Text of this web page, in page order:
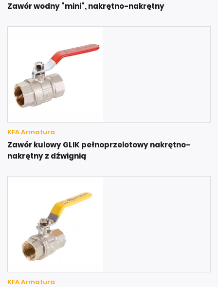
Zawór wodny "mini", nakrętno-nakrętny
KFA Armatura
Zawór kulowy GLIK pełnoprzelotowy nakrętno-
nakrętny z dźwignią
KFA Armatura